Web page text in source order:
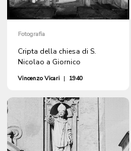
Fotografia
Cripta della chiesa di S.
Nicolao a Giornico
Vincenzo Vicari | 1940